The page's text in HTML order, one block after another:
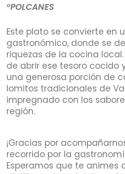
°POLCANES
Este plato se convierte en
gastronómico, donde se
riquezas de la cocina
de abrir ese tesoro cocido
una generosa porción de
lomitos tradicionales de
impregnado con los
región.
¡Gracias por
recorrido por la
Esperamos que te animes